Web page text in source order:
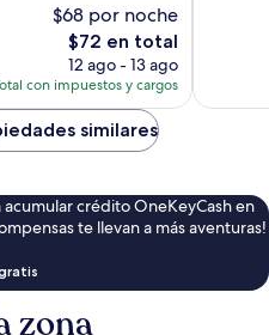
$68 por noche
El
precio
actual
es
de
$72
$72 en total
12 ago - 13 ago
con impuestos y cargos
similares
acumular crédito OneKeyCash en
te llevan a más aventuras!
zona